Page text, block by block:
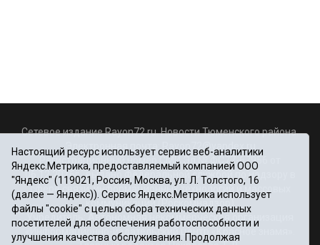
Сетевое издание Rayon72.ru. Новости Тюменского района.
Rayon72@yandex.ru
Регистрационный номер СМИ Эл № ФС77-67956 от
06.12.2016г., выдано Федеральной службой по надзору в
сфере связи, информационных технологий и массовых
коммуникаций (Роскомнадзор)
Учредитель: Автономная некоммерческая организация
«Информационно-издательский центр «Красное знамя».
Настоящий ресурс использует сервис веб-аналитики
Яндекс.Метрика, предоставляемый компанией ООО
"Яндекс" (119021, Россия, Москва, ул. Л. Толстого, 16
(далее — Яндекс)). Сервис Яндекс.Метрика использует
файлы "cookie" с целью сбора технических данных
посетителей для обеспечения работоспособности и
улучшения качества обслуживания. Продолжая